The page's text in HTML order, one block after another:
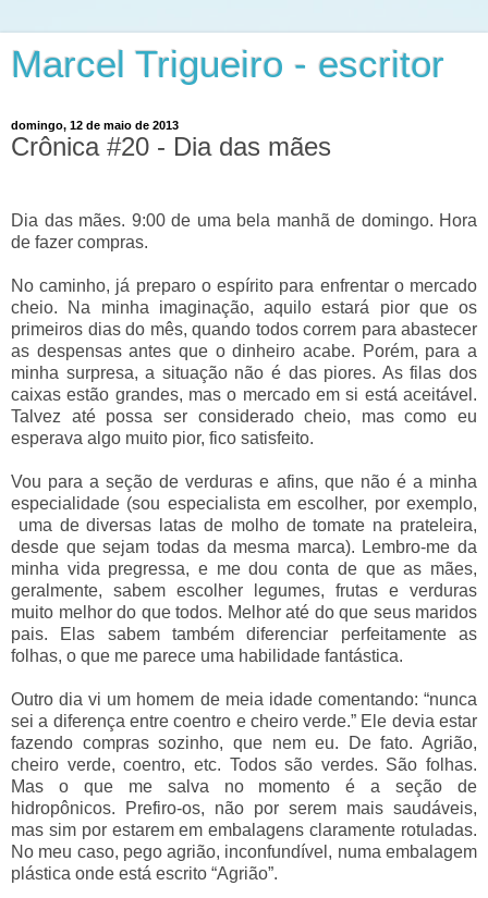
Marcel Trigueiro - escritor
domingo, 12 de maio de 2013
Crônica #20 - Dia das mães
Dia das mães. 9:00 de uma bela manhã de domingo. Hora
de fazer compras.
No caminho, já preparo o espírito para enfrentar o mercado
cheio. Na minha imaginação, aquilo estará pior que os
primeiros dias do mês, quando todos correm para abastecer
as despensas antes que o dinheiro acabe. Porém, para a
minha surpresa, a situação não é das piores. As filas dos
caixas estão grandes, mas o mercado em si está aceitável.
Talvez até possa ser considerado cheio, mas como eu
esperava algo muito pior, fico satisfeito.
Vou para a seção de verduras e afins, que não é a minha
especialidade (sou especialista em escolher, por exemplo,
uma de diversas latas de molho de tomate na prateleira,
desde que sejam todas da mesma marca). Lembro-me da
minha vida pregressa, e me dou conta de que as mães,
geralmente, sabem escolher legumes, frutas e verduras
muito melhor do que todos. Melhor até do que seus maridos
pais. Elas sabem também diferenciar perfeitamente as
folhas, o que me parece uma habilidade fantástica.
Outro dia vi um homem de meia idade comentando: “nunca
sei a diferença entre coentro e cheiro verde.” Ele devia estar
fazendo compras sozinho, que nem eu. De fato. Agrião,
cheiro verde, coentro, etc. Todos são verdes. São folhas.
Mas o que me salva no momento é a seção de
hidropônicos. Prefiro-os, não por serem mais saudáveis,
mas sim por estarem em embalagens claramente rotuladas.
No meu caso, pego agrião, inconfundível, numa embalagem
plástica onde está escrito “Agrião”.